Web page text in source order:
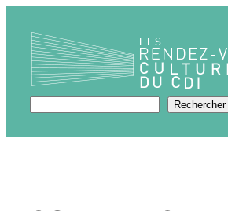
contenu
Rechercher Rechercher